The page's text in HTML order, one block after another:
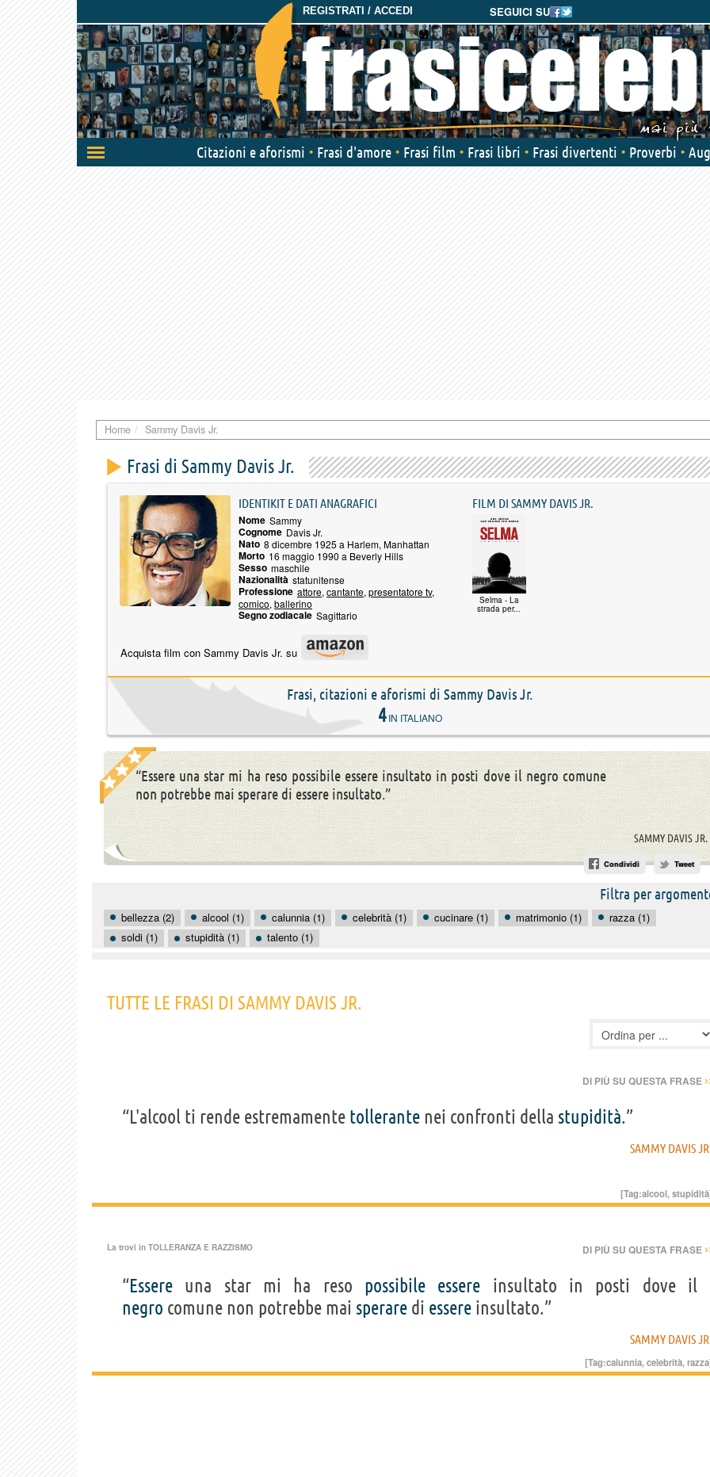
SEGUICI SU
REGISTRATI / ACCEDI
Attiva/disattiva
navigazione
Citazioni e aforismi Frasi d'amore Frasi film Frasi libri Frasi divertenti Proverbi
Home Sammy Davis Jr.
Frasi di Sammy Davis Jr.
IDENTIKIT E DATI ANAGRAFICI
Nome Sammy
Cognome Davis Jr.
Nato 8 dicembre 1925 a Harlem, Manhattan
Morto 16 maggio 1990 a Beverly Hills
Sesso maschile
Nazionalità statunitense
Professione attore, cantante, presentatore tv,
comico, ballerino
Segno zodiacale Sagittario
FILM DI SAMMY DAVIS JR.
Selma - La
strada per...
Acquista film con Sammy Davis Jr. su
Frasi, citazioni e aforismi di Sammy Davis Jr.
4IN ITALIANO
“Essere una star mi ha reso possibile essere insultato in posti dove il negro comune
non potrebbe mai sperare di essere insultato.”
SAMMY DAVIS JR.
Condividi Tweet
Filtra per
bellezza (2) alcool (1) calunnia (1) celebrità (1) cucinare (1) matrimonio (1)
razza (1)
soldi (1)
stupidità (1) talento (1)
TUTTE LE FRASI DI SAMMY DAVIS JR.
DI PIÙ SU QUESTA FRASE
“L'alcool ti rende estremamente tollerante nei confronti della stupidità.”
SAMMY DAVIS
[Tag:alcool,stupidità
La trovi in TOLLERANZA E RAZZISMO DI PIÙ SU QUESTA FRASE
“Essere una star mi ha reso possibile essere insultato in posti dove il
negro comune non potrebbe mai sperare di essere insultato.”
SAMMY DAVIS
[Tag:calunnia,celebrità,razza